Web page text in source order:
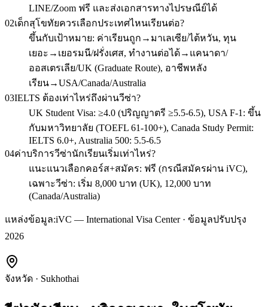
LINE/Zoom ฟรี และส่งเอกสารทางไปรษณีย์ได้
02เด็กสุโขทัยควรเลือกประเทศไหนเรียนต่อ?
ขึ้นกับเป้าหมาย: ค่าเรียนถูก→มาเลเซีย/ไต้หวัน, ทุน
เยอะ→เยอรมนี/ฝรั่งเศส, ทำงานต่อได้→แคนาดา/
ออสเตรเลีย/UK (Graduate Route), อาชีพหลัง
เรียน→USA/Canada/Australia
03IELTS ต้องเท่าไหร่ถึงผ่านวีซ่า?
UK Student Visa: ≥4.0 (ปริญญาตรี ≥5.5-6.5), USA F-1: ขึ้น
กับมหาวิทยาลัย (TOEFL 61-100+), Canada Study Permit:
IELTS 6.0+, Australia 500: 5.5-6.5
04ค่าบริการวีซ่านักเรียนเริ่มเท่าไหร่?
แนะแนวเลือกคอร์ส+สมัคร: ฟรี (กรณีสมัครผ่าน iVC),
เฉพาะวีซ่า: เริ่ม 8,000 บาท (UK), 12,000 บาท
(Canada/Australia)
แหล่งข้อมูล:iVC — International Visa Center · ข้อมูลปรับปรุง
2026
จังหวัด · Sukhothai